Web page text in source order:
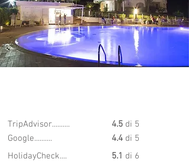
TripAdvisor.......... 4.5 di 5
Google..........
4.4 di 5
HolidayCheck....
5.1 di 6